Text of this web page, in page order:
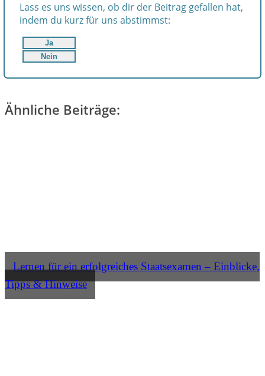
Lass es uns wissen, ob dir der Beitrag gefallen hat,
indem du kurz für uns abstimmst:
Ja
Nein
Ähnliche Beiträge:
Lernen für ein erfolgreiches Staatsexamen – Einblicke,
Tipps & Hinweise